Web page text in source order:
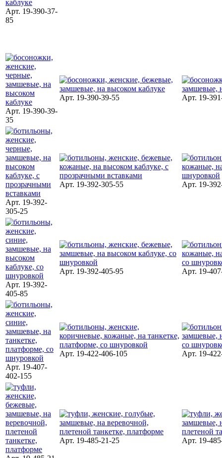
Арт. 19-390-37-
85
Арт. 19-390-39-
35
Арт. 19-390-39-55 Арт. 19-
Арт. 19-392-
305-25
Арт. 19-392-305-55 Арт. 19-
Арт. 19-392-
405-85
Арт. 19-392-405-95 Арт. 19-
Арт. 19-407-
402-155
Арт. 19-422-406-105 Арт. 19-
Арт. 19-485-21-25 Арт. 19-